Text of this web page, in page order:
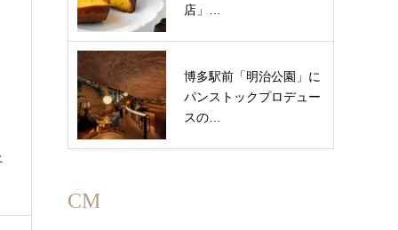
店」…
博多駅前「明治公園」に
パンストックプロデュー
スの…
CM